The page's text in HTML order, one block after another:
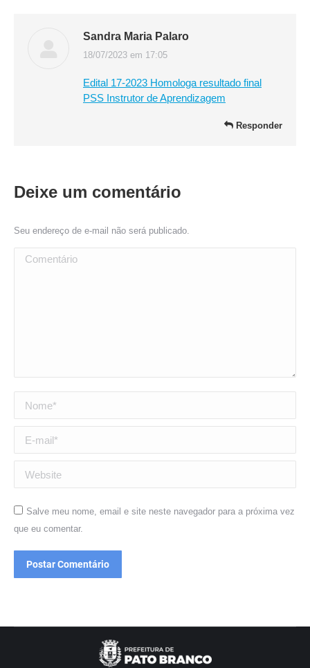
Sandra Maria Palaro
disse:
18/07/2023 em 17:05
Edital 17-2023 Homologa resultado final
PSS Instrutor de Aprendizagem
Responder
Deixe um comentário
Seu endereço de e-mail não será publicado.
Comentário
Nome *
E-mail *
Website
Salve meu nome, email e site neste navegador para a próxima vez
que eu comentar.
Postar Comentário